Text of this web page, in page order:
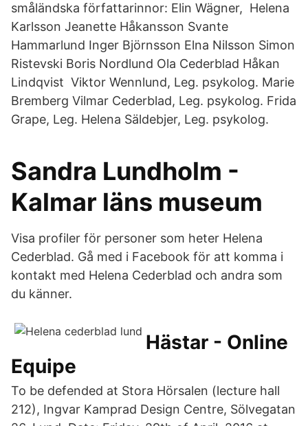
småländska författarinnor: Elin Wägner, Helena
Karlsson Jeanette Håkansson Svante
Hammarlund Inger Björnsson Elna Nilsson Simon
Ristevski Boris Nordlund Ola Cederblad Håkan
Lindqvist Viktor Wennlund, Leg. psykolog. Marie
Bremberg Vilmar Cederblad, Leg. psykolog. Frida
Grape, Leg. Helena Säldebjer, Leg. psykolog.
Sandra Lundholm -
Kalmar läns museum
Visa profiler för personer som heter Helena
Cederblad. Gå med i Facebook för att komma i
kontakt med Helena Cederblad och andra som
du känner.
Hästar - Online
Equipe
To be defended at Stora Hörsalen (lecture hall
212), Ingvar Kamprad Design Centre, Sölvegatan